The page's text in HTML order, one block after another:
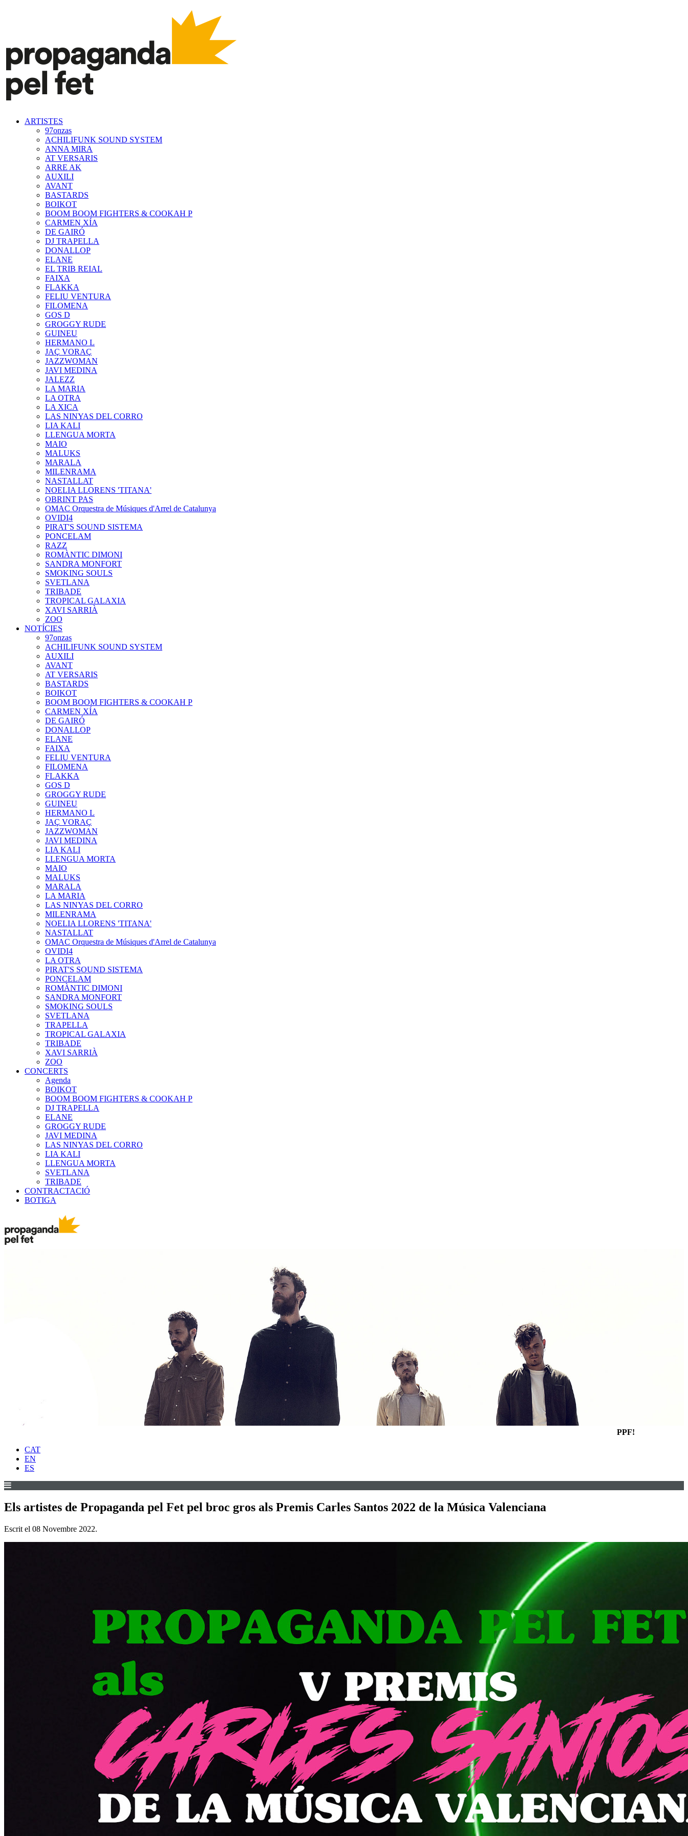
ARTISTES
97onzas
ACHILIFUNK SOUND SYSTEM
ANNA MIRA
AT VERSARIS
ARRE AK
AUXILI
AVANT
BASTARDS
BOIKOT
BOOM BOOM FIGHTERS & COOKAH P
CARMEN XÍA
DE GAIRÓ
DJ TRAPELLA
DONALLOP
ELANE
EL TRIB REIAL
FAIXA
FLAKKA
FELIU VENTURA
FILOMENA
GOS D
GROGGY RUDE
GUINEU
HERMANO L
JAÇ VORAÇ
JAZZWOMAN
JAVI MEDINA
JALEZZ
LA MARIA
LA OTRA
LA XICA
LAS NINYAS DEL CORRO
LIA KALI
LLENGUA MORTA
MAIO
MALUKS
MARALA
MILENRAMA
NASTALLAT
NOELIA LLORENS 'TITANA'
OBRINT PAS
OMAC Orquestra de Músiques d'Arrel de Catalunya
OVIDI4
PIRAT'S SOUND SISTEMA
PONCELAM
RAZZ
ROMÀNTIC DIMONI
SANDRA MONFORT
SMOKING SOULS
SVETLANA
TRIBADE
TROPICAL GALAXIA
XAVI SARRIÀ
ZOO
NOTÍCIES
97onzas
ACHILIFUNK SOUND SYSTEM
AUXILI
AVANT
AT VERSARIS
BASTARDS
BOIKOT
BOOM BOOM FIGHTERS & COOKAH P
CARMEN XÍA
DE GAIRÓ
DONALLOP
ELANE
FAIXA
FELIU VENTURA
FILOMENA
FLAKKA
GOS D
GROGGY RUDE
GUINEU
HERMANO L
JAÇ VORAÇ
JAZZWOMAN
JAVI MEDINA
LIA KALI
LLENGUA MORTA
MAIO
MALUKS
MARALA
LA MARIA
LAS NINYAS DEL CORRO
MILENRAMA
NOELIA LLORENS 'TITANA'
NASTALLAT
OMAC Orquestra de Músiques d'Arrel de Catalunya
OVIDI4
LA OTRA
PIRAT'S SOUND SISTEMA
PONCELAM
ROMÀNTIC DIMONI
SANDRA MONFORT
SMOKING SOULS
SVETLANA
TRAPELLA
TROPICAL GALAXIA
TRIBADE
XAVI SARRIÀ
ZOO
CONCERTS
Agenda
BOIKOT
BOOM BOOM FIGHTERS & COOKAH P
DJ TRAPELLA
ELANE
GROGGY RUDE
JAVI MEDINA
LAS NINYAS DEL CORRO
LIA KALI
LLENGUA MORTA
SVETLANA
TRIBADE
CONTRACTACIÓ
BOTIGA
PPF!
CAT
EN
ES
Els artistes de Propaganda pel Fet pel broc gros als Premis Carles Santos 2022 de la Música Valenciana
Escrit el 08 Novembre 2022.